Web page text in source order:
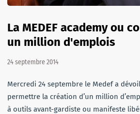
La MEDEF academy ou
un million d'emplois
24 septembre 2014
Mercredi 24 septembre le Medef a
permettre la création d’un million
à outils avant-gardiste ou manifeste